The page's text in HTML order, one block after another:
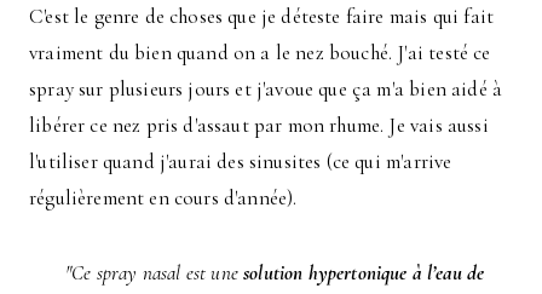
C'est le genre de choses que je déteste faire mais qui fait
vraiment du bien quand on a le nez bouché. J'ai testé ce
spray sur plusieurs jours et j'avoue que ça m'a bien aidé à
libérer ce nez pris d'assaut par mon rhume. Je vais aussi
l'utiliser quand j'aurai des sinusites (ce qui m'arrive
régulièrement en cours d'année).
"Ce spray nasal est unesolution hypertonique à l’eau de